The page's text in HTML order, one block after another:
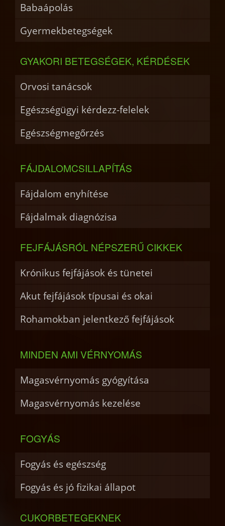
Babaápolás
Gyermekbetegségek
GYAKORI BETEGSÉGEK, KÉRDÉSEK
Orvosi tanácsok
Egészségügyi kérdezz-felelek
Egészségmegőrzés
FÁJDALOMCSILLAPÍTÁS
Fájdalom enyhítése
Fájdalmak diagnózisa
FEJFÁJÁSRÓL NÉPSZERŰ CIKKEK
Krónikus fejfájások és tünetei
Akut fejfájások típusai és okai
Rohamokban jelentkező fejfájások
MINDEN AMI VÉRNYOMÁS
Magasvérnyomás gyógyítása
Magasvérnyomás kezelése
FOGYÁS
Fogyás és egészség
Fogyás és jó fizikai állapot
CUKORBETEGEKNEK